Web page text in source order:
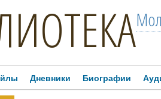
Дневники Биографии